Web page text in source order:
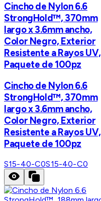
Cincho de Nylon 6.6
StrongHold™, 370mm
largo x 3.6mm ancho,
Color Negro, Exterior
Resistente a Rayos UV,
Paquete de 100pz
Cincho de Nylon 6.6
StrongHold™, 370mm
largo x 3.6mm ancho,
Color Negro, Exterior
Resistente a Rayos UV,
Paquete de 100pz
S15-40-C0S15-40-C0